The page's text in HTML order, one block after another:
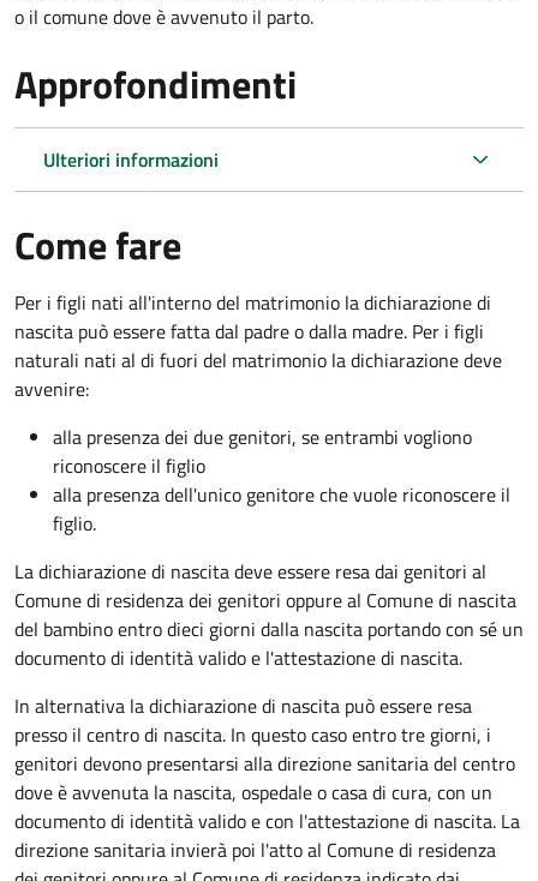
o il comune dove è avvenuto il parto.
Approfondimenti
Ulteriori informazioni
Come fare
Per i figli nati all'interno del matrimonio la dichiarazione di
nascita può essere fatta dal padre o dalla madre. Per i figli
naturali nati al di fuori del matrimonio la dichiarazione deve
avvenire:
alla presenza dei due genitori, se entrambi vogliono
riconoscere il figlio
alla presenza dell'unico genitore che vuole riconoscere il
figlio.
La dichiarazione di nascita deve essere resa dai genitori al
Comune di residenza dei genitori oppure al Comune di nascita
del bambino entro dieci giorni dalla nascita portando con sé un
documento di identità valido e l'attestazione di nascita.
In alternativa la dichiarazione di nascita può essere resa
presso il centro di nascita. In questo caso entro tre giorni, i
genitori devono presentarsi alla direzione sanitaria del centro
dove è avvenuta la nascita, ospedale o casa di cura, con un
documento di identità valido e con l'attestazione di nascita. La
direzione sanitaria invierà poi l'atto al Comune di residenza